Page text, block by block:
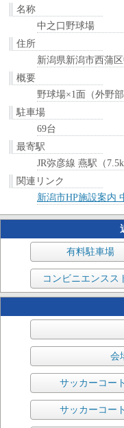
名称
中之口野球場
住所
新潟県新潟市西蒲
概要
野球場×1面（外野
駐車場
69台
最寄駅
JR弥彦線 燕駅（
関連リンク
新潟市HP施設案内
有料駐車場
コンビニエンスス
会
サッカーコー
サッカーコー